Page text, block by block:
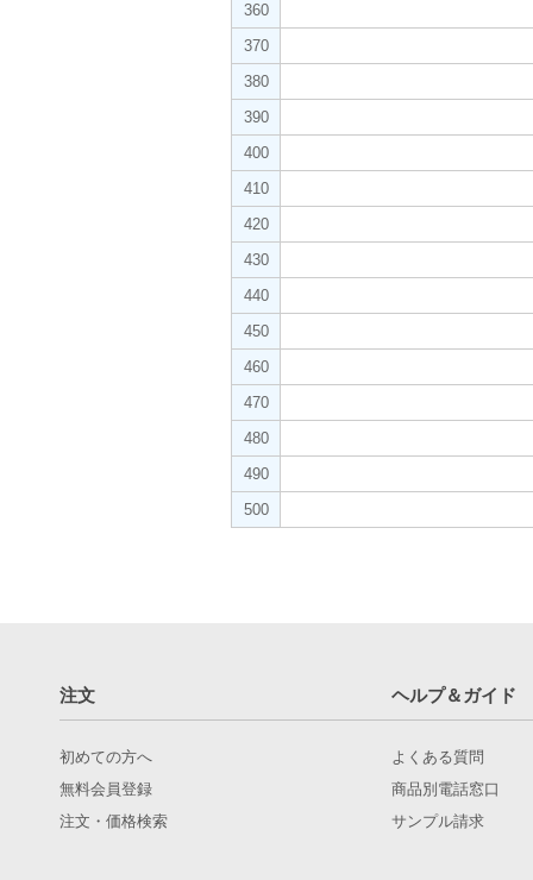
360
370
380
390
400
410
420
430
440
450
460
470
480
490
500
注文 ヘルプ＆ガイド
初めての方へ
無料会員登録
注文・価格検索
よくある質問
商品別電話窓口
サンプル請求